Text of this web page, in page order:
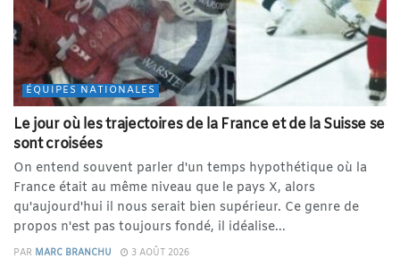
ÉQUIPES NATIONALES
Le jour où les trajectoires de la France et de la Suisse se
sont croisées
On entend souvent parler d'un temps hypothétique où la
France était au même niveau que le pays X, alors
qu'aujourd'hui il nous serait bien supérieur. Ce genre de
propos n'est pas toujours fondé, il idéalise...
PAR MARC BRANCHU 3 AOÛT 2026